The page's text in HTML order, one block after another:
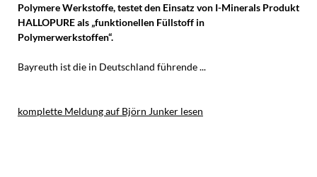
Polymere Werkstoffe, testet den Einsatz von I-Minerals Produkt
HALLOPURE als „funktionellen Füllstoff in
Polymerwerkstoffen“.
Bayreuth ist die in Deutschland führende ...
komplette Meldung auf Björn Junker lesen